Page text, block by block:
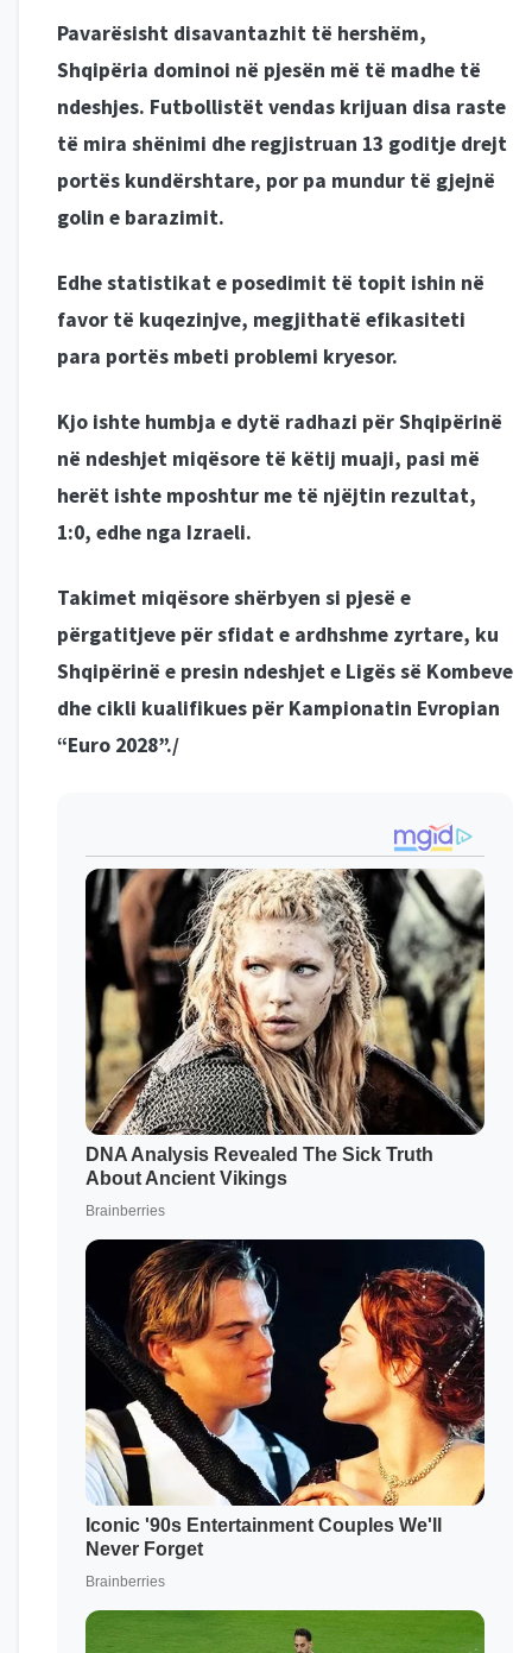
Pavarësisht disavantazhit të hershëm,
Shqipëria dominoi në pjesën më të madhe të
ndeshjes. Futbollistët vendas krijuan disa raste
të mira shënimi dhe regjistruan 13 goditje drejt
portës kundërshtare, por pa mundur të gjejnë
golin e barazimit.
Edhe statistikat e posedimit të topit ishin në
favor të kuqezinjve, megjithatë efikasiteti
para portës mbeti problemi kryesor.
Kjo ishte humbja e dytë radhazi për Shqipërinë
në ndeshjet miqësore të këtij muaji, pasi më
herët ishte mposhtur me të njëjtin rezultat,
1:0, edhe nga Izraeli.
Takimet miqësore shërbyen si pjesë e
përgatitjeve për sfidat e ardhshme zyrtare, ku
Shqipërinë e presin ndeshjet e Ligës së Kombeve
dhe cikli kualifikues për Kampionatin Evropian
“Euro 2028”./